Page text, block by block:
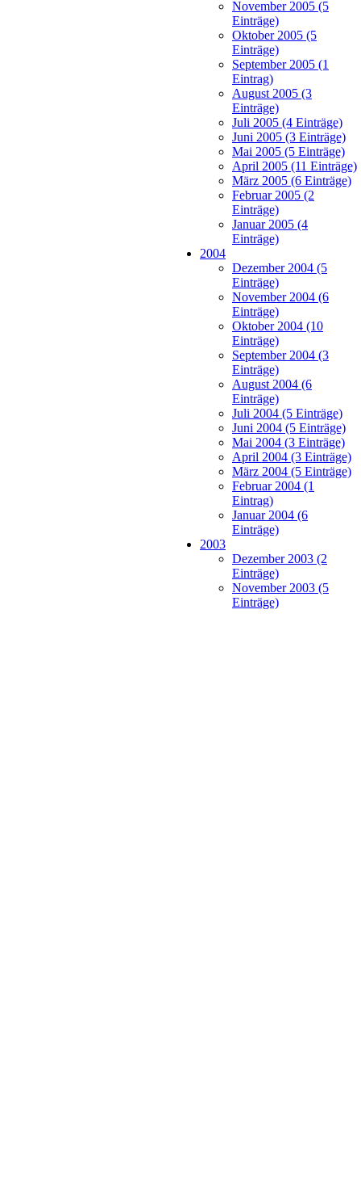
November 2005 (5
Einträge)
Oktober 2005 (5
Einträge)
September 2005 (1
Eintrag)
August 2005 (3
Einträge)
Juli 2005 (4 Einträge)
Juni 2005 (3 Einträge)
Mai 2005 (5 Einträge)
April 2005 (11 Einträge)
März 2005 (6 Einträge)
Februar 2005 (2
Einträge)
Januar 2005 (4
Einträge)
2004
Dezember 2004 (5
Einträge)
November 2004 (6
Einträge)
Oktober 2004 (10
Einträge)
September 2004 (3
Einträge)
August 2004 (6
Einträge)
Juli 2004 (5 Einträge)
Juni 2004 (5 Einträge)
Mai 2004 (3 Einträge)
April 2004 (3 Einträge)
März 2004 (5 Einträge)
Februar 2004 (1
Eintrag)
Januar 2004 (6
Einträge)
2003
Dezember 2003 (2
Einträge)
November 2003 (5
Einträge)